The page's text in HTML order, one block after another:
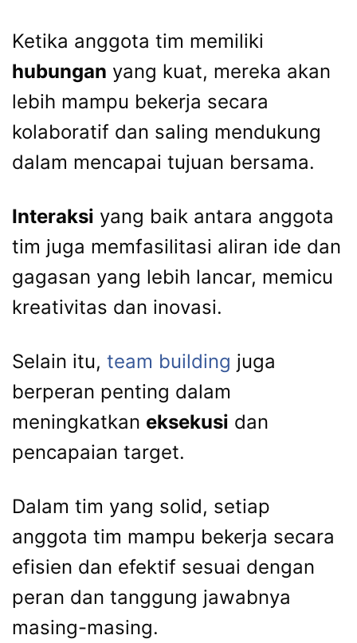
Ketika anggota tim memiliki
hubungan yang kuat, mereka akan
lebih mampu bekerja secara
kolaboratif dan saling mendukung
dalam mencapai tujuan bersama.
Interaksi yang baik antara anggota
tim juga memfasilitasi aliran ide dan
gagasan yang lebih lancar, memicu
kreativitas dan inovasi.
Selain itu, team building juga
berperan penting dalam
meningkatkan eksekusi dan
pencapaian target.
Dalam tim yang solid, setiap
anggota tim mampu bekerja secara
efisien dan efektif sesuai dengan
peran dan tanggung jawabnya
masing-masing.